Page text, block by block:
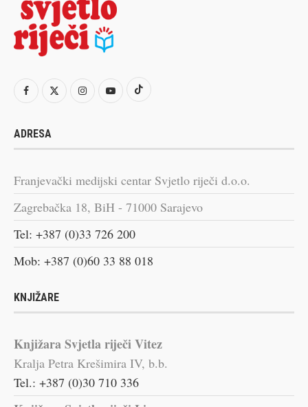
ADRESA
Franjevački medijski centar Svjetlo riječi d.o.o.
Zagrebačka 18, BiH - 71000 Sarajevo
Tel: +387 (0)33 726 200
Mob: +387 (0)60 33 88 018
KNJIŽARE
Knjižara Svjetla riječi Vitez
Kralja Petra Krešimira IV, b.b.
Tel.: +387 (0)30 710 336